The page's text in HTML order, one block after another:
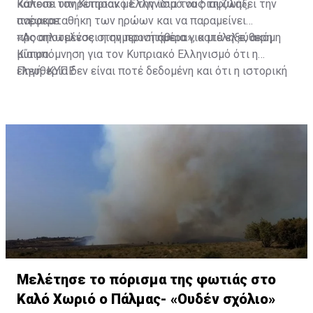
κάποιοι υπηρέτησαν με την ίδια τους τη ζωή»,
ανέφερε.
Κάλεσε τον Κυπριακό Ελληνισμό να διαφυλάξει την
παρακαταθήκη των ηρώων και να παραμείνει
προσηλωμένος στην προσπάθεια για μια ελεύθερη
Κύπρο.
«Ας αποτελέσει η σημερινή ημέρα», κατέληξε, ακόμη
μία υπόμνηση για τον Κυπριακό Ελληνισμό ότι η
ελευθερία δεν είναι ποτέ δεδομένη και ότι η ιστορική
Πηγή: ΚΥΠΕ
Μελέτησε το πόρισμα της φωτιάς στο
Καλό Χωριό ο Πάλμας- «Ουδέν σχόλιο»